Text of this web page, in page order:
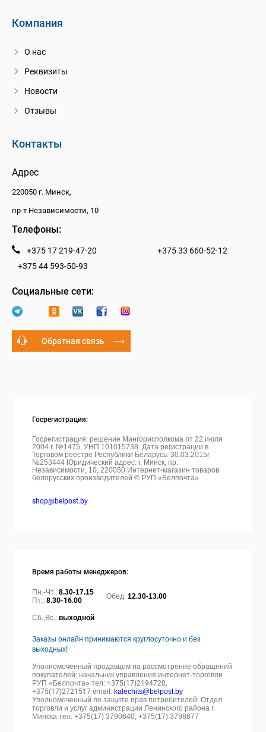
Компания
О нас
Реквизиты
Новости
Отзывы
Контакты
Адрес
220050 г. Минск,
пр-т Независимости, 10
Телефоны:
+375 17 219-47-20
+375 33 660-52-12
+375 44 593-50-93
Социальные сети:
Обратная связь
Госрегистрация:
Госрегистрация: решение Мингорисполкома от 22 июля
2004 г. №1475, УНП 101015738. Дата регистрации в
Торговом реестре Республики Беларусь: 30.03.2015г
№253444 Юридический адрес: г. Минск, пр.
Независимости, 10, 220050 Интернет-магазин товаров
белорусских производителей © РУП «Белпочта»
shop@belpost.by
Время работы менеджеров:
Пн.-Чт.: 8.30-17.15
Пт.: 8.30-16.00 Обед: 12.30-13.00
Сб.,Вс.: выходной
Заказы онлайн принимаются круглосуточно и без
выходных!
Уполномоченный продавцом на рассмотрение обращений
покупателей: начальник управления интернет-торговли
РУП «Белпочта» тел: +375(17)2194720,
+375(17)2721517 email: kalechits@belpost.by
Уполномоченный по защите прав потребителей: Отдел
торговли и услуг администрации Ленинского района г.
Минска тел: +375(17) 3790640, +375(17) 3798677